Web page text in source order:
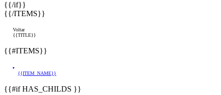
{{/if}}
{{/ITEMS}}
Voltar
{{TITLE}}
{{#ITEMS}}
{{ITEM_NAME}}
{{#if HAS_CHILDS }}